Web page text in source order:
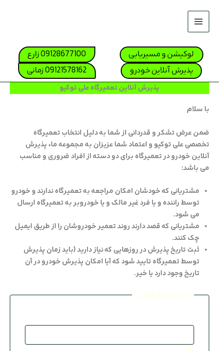
محتوا
لوکیشن و مسیریابی
پذیرش آنلاین خودرو
09128677100 زارع
09121578162 زمانی
پذیرش آنلاین تعمیرگاه علی توکیو
با سلام
ضمن عرض تشکر و قدردانی از شما به دلیل انتخاب تعمیرگاه
تخصصی علی توکیو و اعتماد شما عزیزان به مجموعه ما، پذیرش
آنلاین خودرو در تعمیرگاه برای دو دسته از افراد ضروری و مناسب
می باشد:
مشتریانی که خودشان امکان مراجعه به تعمیرگاه ندارند و خودرو
توسط راننده و یا فرد غیر مالک و یا خودروبر به تعمیرگاه ارسال
می شود.
مشتریانی که قصد دارند روند تعمیر خودروشان را از طریق ایمیل
چک کنند.
ثبت تاریخ پذیرش در روزهایی که نیاز دارید (باید زمان پذیرش
توسط تعمیرگاه تایید شود که آیا امکان پذیرش خودرو در آن
تاریخ وجود دارد یا خیر.
نام و نام خانوادگی *
لیست قیمت
تعمیرگاه
تعمیرگاه
تماس با ما
عیب یابی
پذیرش
صفحه